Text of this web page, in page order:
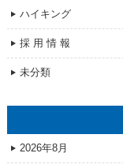
ハイキング
採 用 情 報
未分類
2026年8月